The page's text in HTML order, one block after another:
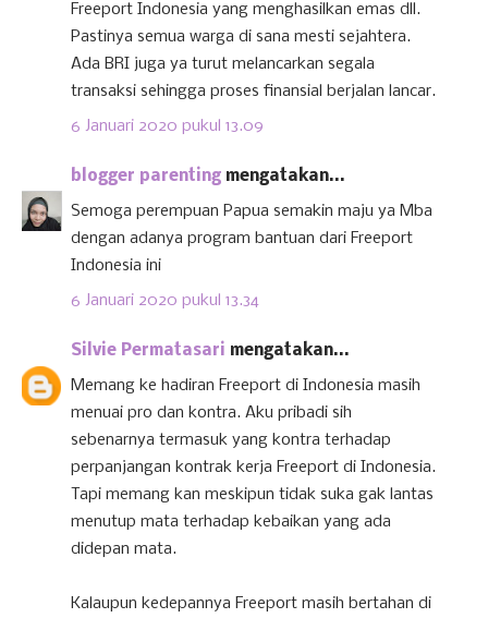
Freeport Indonesia yang menghasilkan emas dll.
Pastinya semua warga di sana mesti sejahtera.
Ada BRI juga ya turut melancarkan segala
transaksi sehingga proses finansial berjalan lancar.
6 Januari 2020 pukul 13.09
blogger parenting mengatakan...
Semoga perempuan Papua semakin maju ya Mba
dengan adanya program bantuan dari Freeport
Indonesia ini
6 Januari 2020 pukul 13.34
Silvie Permatasari mengatakan...
Memang ke hadiran Freeport di Indonesia masih
menuai pro dan kontra. Aku pribadi sih
sebenarnya termasuk yang kontra terhadap
perpanjangan kontrak kerja Freeport di Indonesia.
Tapi memang kan meskipun tidak suka gak lantas
menutup mata terhadap kebaikan yang ada
didepan mata.
Kalaupun kedepannya Freeport masih bertahan di